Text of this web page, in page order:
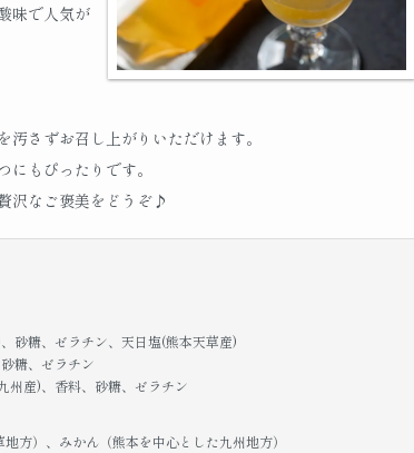
味で人気が
さずお召し上がりいただけます。
もぴったりです。
沢なご褒美をどうぞ♪
砂糖、ゼラチン、天日塩(熊本天草産)
糖、ゼラチン
州産)、香料、砂糖、ゼラチン
方）、みかん（熊本を中心とした九州地方）